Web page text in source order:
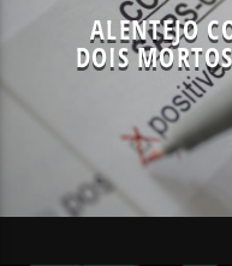
ALENTEJO
DOIS